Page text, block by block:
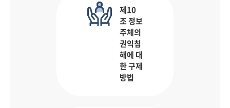
제10
조 정보
주체의
권익침
해에 대
한 구제
방법